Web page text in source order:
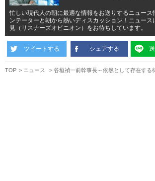
忙しい現代人の朝に最適な情報をお送りするニュース
ンテーターと朝から熱いディスカッション！ニュース
見（リスナーズオピニオン）をお待ちしています。
ツイートする シェアする
TOP ニュース 谷垣禎一前幹事長～依然として存在する